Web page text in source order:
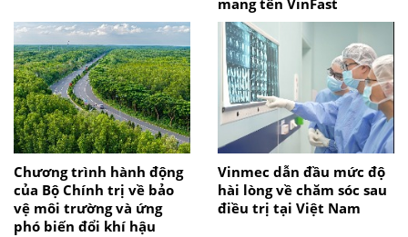
Chương trình hành động
của Bộ Chính trị về bảo
vệ môi trường và ứng
phó biến đổi khí hậu
Vinmec dẫn đầu mức độ
hài lòng về chăm sóc sau
điều trị tại Việt Nam